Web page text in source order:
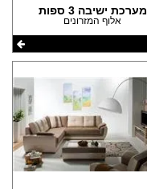
מערכת ישיבה 3 ספות
אלוף המזרונים